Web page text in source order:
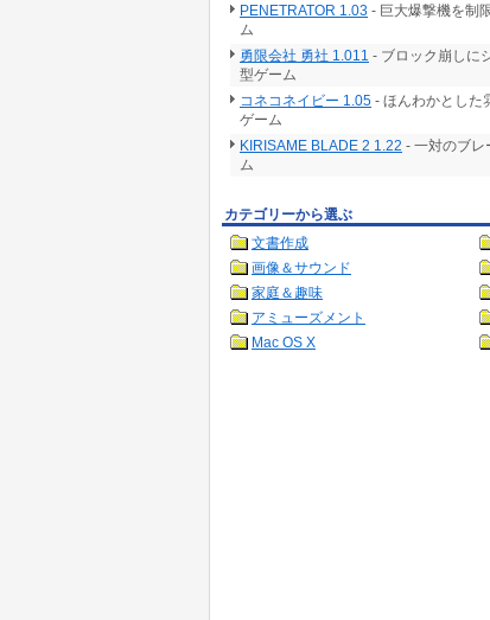
PENETRATOR 1.03 - 巨大爆撃機を制
ム
勇限会社 勇社 1.011 - ブロック崩しに
型ゲーム
コネコネイビー 1.05 - ほんわかとした
ゲーム
KIRISAME BLADE 2 1.22 - 一対のブレ
ム
カテゴリーから選ぶ
文書作成
画像＆サウンド
家庭＆趣味
アミューズメント
Mac OS X